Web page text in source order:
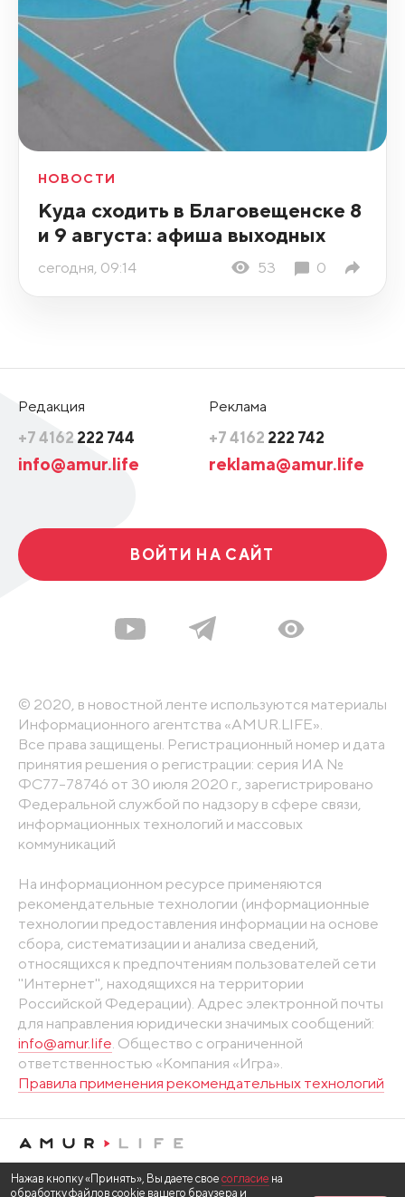
НОВОСТИ
Куда сходить в Благовещенске 8
и 9 августа: афиша выходных
сегодня, 09:14 53 0
Редакция
+7 4162 222 744
info@amur.life
Реклама
+7 4162 222 742
reklama@amur.life
ВОЙТИ НА САЙТ
© 2020, в новостной ленте используются материалы
Информационного агентства «AMUR.LIFE».
Все права защищены. Регистрационный номер и дата
принятия решения о регистрации: серия ИА №
ФС77-78746 от 30 июля 2020 г., зарегистрировано
Федеральной службой по надзору в сфере связи,
информационных технологий и массовых
коммуникаций
На информационном ресурсе применяются
рекомендательные технологии (информационные
технологии предоставления информации на основе
сбора, систематизации и анализа сведений,
относящихся к предпочтениям пользователей сети
"Интернет", находящихся на территории
Российской Федерации). Адрес электронной почты
для направления юридически значимых сообщений:
info@amur.life . Общество с ограниченной
ответственностью «Компания «Игра».
Правила применения рекомендательных технологий
Нажав кнопку «Принять», Вы даете свое согласие на
обработку файлов cookie вашего браузера и